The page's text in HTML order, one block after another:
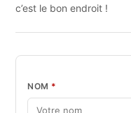
c’est le bon endroit !
NOM *